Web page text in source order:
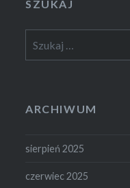
SZUKAJ
ARCHIWUM
sierpień 2025
czerwiec 2025